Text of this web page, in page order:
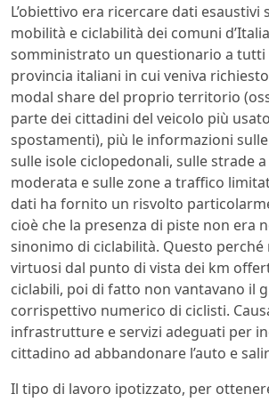
L’obiettivo era ricercare dati esaustivi
mobilità e ciclabilità dei comuni
somministrato un questionario a tutti
provincia italiani in cui veniva
modal share del proprio territorio
parte dei cittadini del veicolo più
spostamenti), più le informazioni
sulle isole ciclopedonali, sulle strade
moderata e sulle zone a traffico
dati ha fornito un risvolto
cioè che la presenza di piste non era
sinonimo di ciclabilità. Questo
virtuosi dal punto di vista dei km
ciclabili, poi di fatto non vantavano il
corrispettivo numerico di ciclisti.
infrastrutture e servizi adeguati per
cittadino ad abbandonare l’auto e
Il tipo di lavoro ipotizzato, per